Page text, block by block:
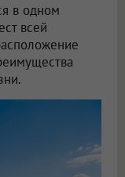
в одном
всей